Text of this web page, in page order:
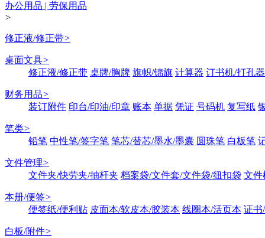
办公用品 | 劳保用品
>
修正液/修正带>
桌面文具>
修正液/修正带 桌牌/胸牌 旗帜/锦旗 计算器 订书机/打孔器
财务用品>
装订附件 印台/印油/印章 账本 单据 凭证 号码机 复写纸
笔类>
铅笔 中性笔/签字笔 笔芯/替芯/墨水/墨囊 圆珠笔 白板笔
文件管理>
文件夹/快劳夹/抽杆夹 档案袋/文件套/文件袋/纽扣袋 文件
本册/便签>
便签纸/便利贴 皮面本/软皮本/胶装本 线圈本/活页本 证书
白板/附件>